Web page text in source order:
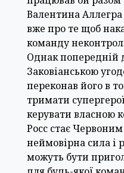
Валентина
вже про те щоб
команду
Однак попередній
Заковіанською
переконав його в
тримати
керувати власною
Росс стає
неймовірна сила і
можуть бути